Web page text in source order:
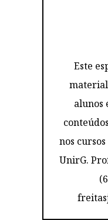
Este
material
alunos
nos
UnirG.